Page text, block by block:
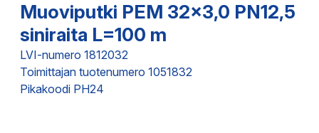
Muoviputki PEM 32x3,0 PN12,5
siniraita L=100 m
LVI-numero 1812032
Toimittajan tuotenumero 1051832
Pikakoodi PH24